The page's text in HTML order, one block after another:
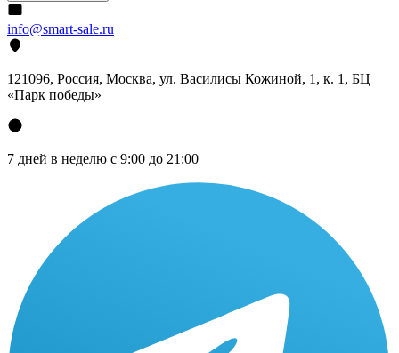
info@smart-sale.ru
121096, Россия, Москва, ул. Василисы Кожиной, 1, к. 1, БЦ
«Парк победы»
7 дней в неделю с 9:00 до 21:00